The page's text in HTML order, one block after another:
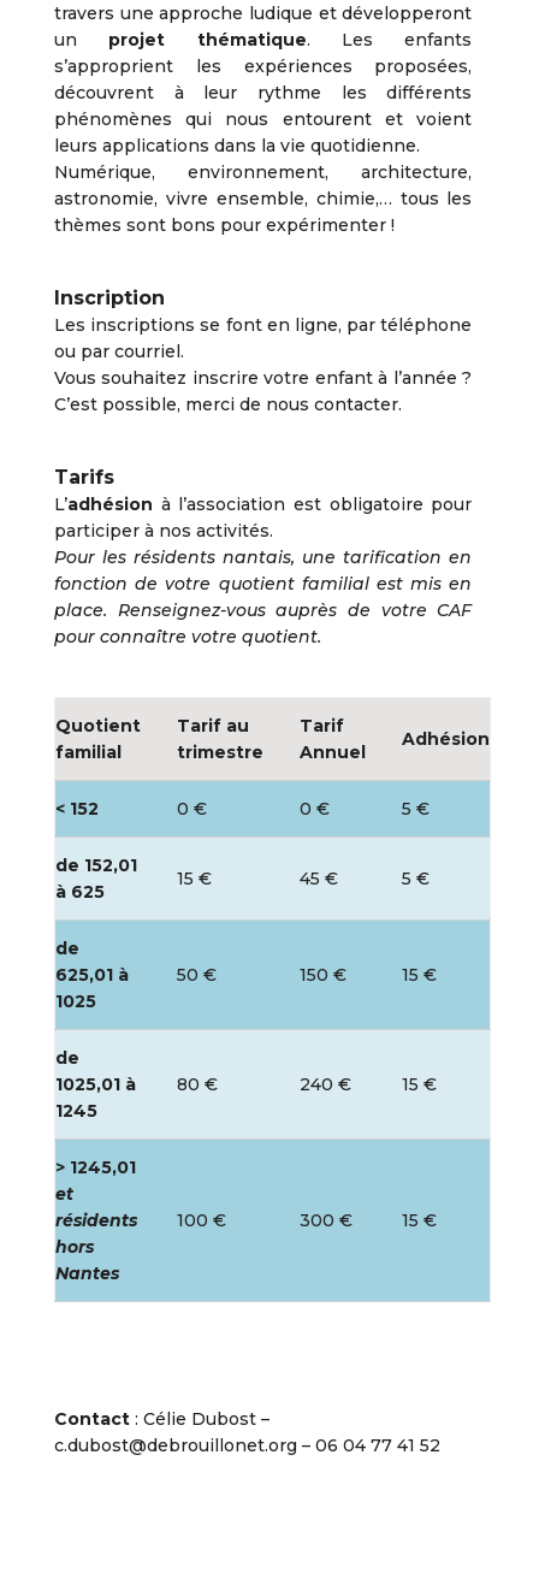
travers une approche ludique et développeront
un projet thématique. Les enfants
s’approprient les expériences proposées,
découvrent à leur rythme les différents
phénomènes qui nous entourent et voient
leurs applications dans la vie quotidienne.
Numérique, environnement, architecture,
astronomie, vivre ensemble, chimie,… tous les
thèmes sont bons pour expérimenter !
Inscription
Les inscriptions se font en ligne, par téléphone
ou par courriel.
Vous souhaitez inscrire votre enfant à l’année ?
C’est possible, merci de nous contacter.
Tarifs
L’adhésion à l’association est obligatoire pour
participer à nos activités.
Pour les résidents nantais, une tarification en
fonction de votre quotient familial est mis en
place. Renseignez-vous auprès de votre CAF
pour connaître votre quotient.
Quotient
familial
Tarif au
trimestre
Tarif
Annuel
Adhésion
< 152 0 € 0 € 5 €
de 152,01
à 625
15 € 45 € 5 €
de
625,01 à
1025
50 € 150 € 15 €
de
1025,01 à
1245
80 € 240 € 15 €
> 1245,01
et
résidents
hors
Nantes
100 € 300 € 15 €
Contact: Célie Dubost –
c.dubost@debrouillonet.org – 06 04 77 41 52